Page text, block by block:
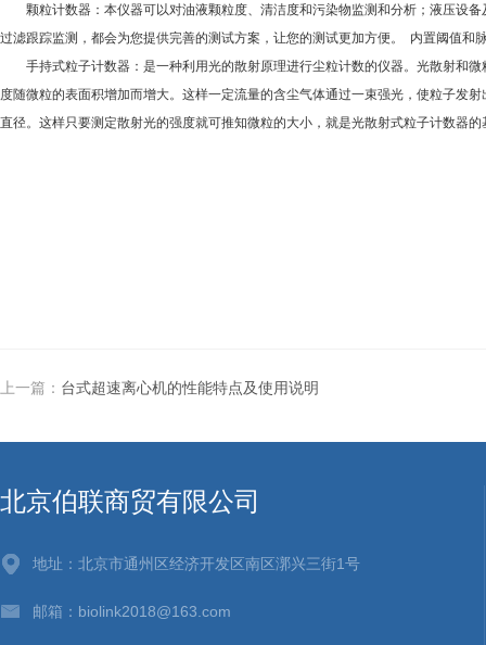
颗粒计数器：本仪器可以对油液颗粒度、清洁度和污染物监测和分析；液压设备
过滤跟踪监测，都会为您提供完善的测试方案，让您的测试更加方便。 内置阈值和
手持式粒子计数器：是一种利用光的散射原理进行尘粒计数的仪器。光散射和微
度随微粒的表面积增加而增大。这样一定流量的含尘气体通过一束强光，使粒子发
直径。这样只要测定散射光的强度就可推知微粒的大小，就是光散射式粒子计数器的
上一篇： 台式超速离心机的性能特点及使用说明
北京伯联商贸有限公司
地址：北京市通州区经济开发区南区漷兴三街1号
邮箱：biolink2018@163.com